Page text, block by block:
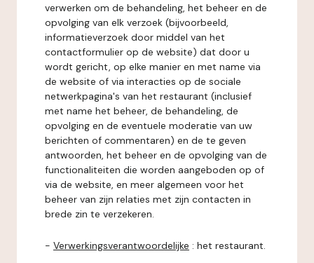
verwerken om de behandeling, het beheer en de
opvolging van elk verzoek (bijvoorbeeld,
informatieverzoek door middel van het
contactformulier op de website) dat door u
wordt gericht, op elke manier en met name via
de website of via interacties op de sociale
netwerkpagina's van het restaurant (inclusief
met name het beheer, de behandeling, de
opvolging en de eventuele moderatie van uw
berichten of commentaren) en de te geven
antwoorden, het beheer en de opvolging van de
functionaliteiten die worden aangeboden op of
via de website, en meer algemeen voor het
beheer van zijn relaties met zijn contacten in
brede zin te verzekeren.
- Verwerkingsverantwoordelijke : het restaurant.